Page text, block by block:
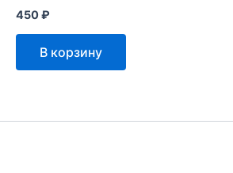
450₽
В корзину